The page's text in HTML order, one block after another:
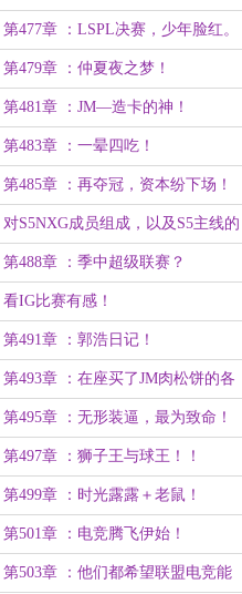
第477章 ：LSPL决赛，少年脸红。
第479章 ：仲夏夜之梦！
第481章 ：JM—造卡的神！
第483章 ：一晕四吃！
第485章 ：再夺冠，资本纷下场！
对S5NXG成员组成，以及S5主线的
讨论！
第488章 ：季中超级联赛？
看IG比赛有感！
第491章 ：郭浩日记！
第493章 ：在座买了JM肉松饼的各
位都有责任。
第495章 ：无形装逼，最为致命！
第497章 ：狮子王与球王！！
第499章 ：时光露露＋老鼠！
第501章 ：电竞腾飞伊始！
第503章 ：他们都希望联盟电竞能